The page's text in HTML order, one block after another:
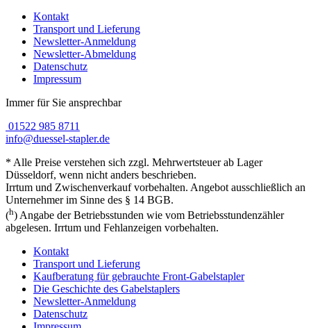
Kontakt
Transport und Lieferung
Newsletter-Anmeldung
Newsletter-Abmeldung
Datenschutz
Impressum
Immer für Sie ansprechbar
01522 985 8711
info@duessel-stapler.de
* Alle Preise verstehen sich zzgl. Mehrwertsteuer ab Lager
Düsseldorf, wenn nicht anders beschrieben.
Irrtum und Zwischenverkauf vorbehalten. Angebot ausschließlich an
Unternehmer im Sinne des § 14 BGB.
(h) Angabe der Betriebsstunden wie vom Betriebsstundenzähler
abgelesen. Irrtum und Fehlanzeigen vorbehalten.
Kontakt
Transport und Lieferung
Kaufberatung für gebrauchte Front-Gabelstapler
Die Geschichte des Gabelstaplers
Newsletter-Anmeldung
Datenschutz